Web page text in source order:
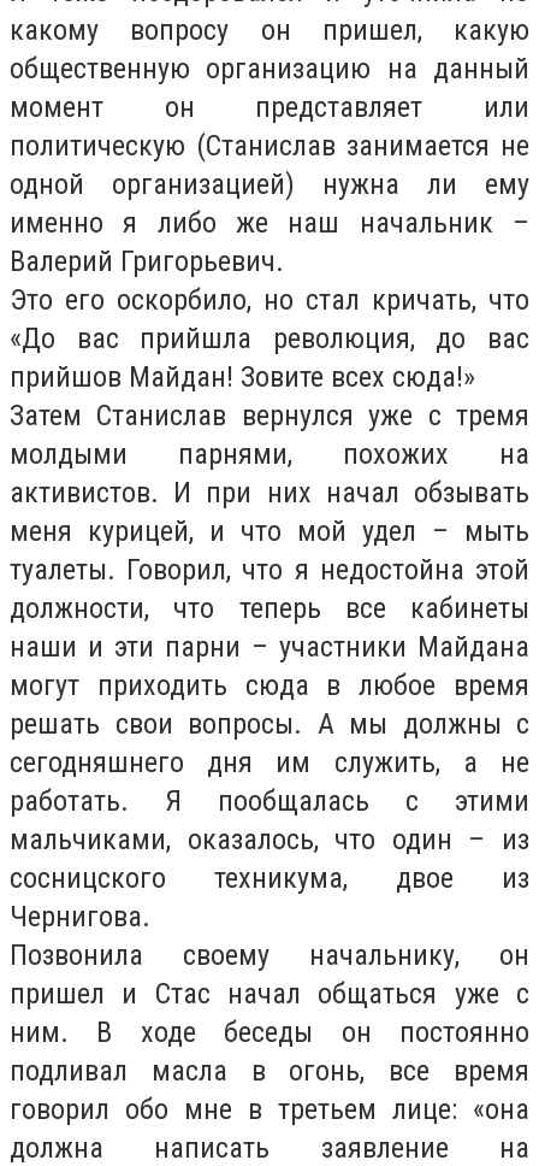
какому вопросу он пришел, какую
общественную организацию на данный
момент он представляет или
политическую (Станислав занимается не
одной организацией) нужна ли ему
именно я либо же наш начальник –
Валерий Григорьевич.
Это его оскорбило, но стал кричать, что
«До вас прийшла революция, до вас
прийшов Майдан! Зовите всех сюда!»
Затем Станислав вернулся уже с тремя
молдыми парнями, похожих на
активистов. И при них начал обзывать
меня курицей, и что мой удел – мыть
туалеты. Говорил, что я недостойна этой
должности, что теперь все кабинеты
наши и эти парни – участники Майдана
могут приходить сюда в любое время
решать свои вопросы. А мы должны с
сегодняшнего дня им служить, а не
работать. Я пообщалась с этими
мальчиками, оказалось, что один – из
сосницского техникума, двое из
Чернигова.
Позвонила своему начальнику, он
пришел и Стас начал общаться уже с
ним. В ходе беседы он постоянно
подливал масла в огонь, все время
говорил обо мне в третьем лице: «она
должна написать заявление на